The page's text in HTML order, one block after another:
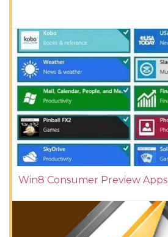
Win8 Consumer Preview Apps